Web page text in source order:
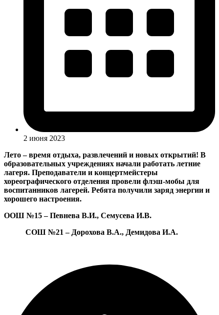
2 июня 2023
Лето – время отдыха, развлечений и новых открытий! В
образовательных учреждениях начали работать летние
лагеря. Преподаватели и концертмейстеры
хореографического отделения провели флэш-мобы для
воспитанников лагерей. Ребята получили заряд энергии и
хорошего настроения.
ООШ №15 – Певнева В.И., Семусева И.В.
СОШ №21 – Дорохова В.А., Демидова И.А.